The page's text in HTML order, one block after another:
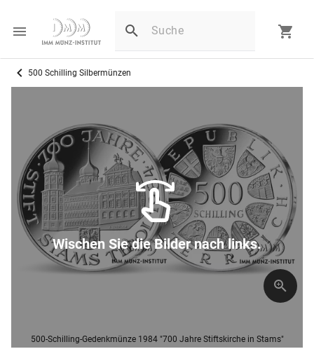
500 Schilling Silbermünzen
500-Schilling-Gedenkmünze 1984 "700 Jahre Stiftskirche in Stams"
Wischen Sie die Bilder nach links.